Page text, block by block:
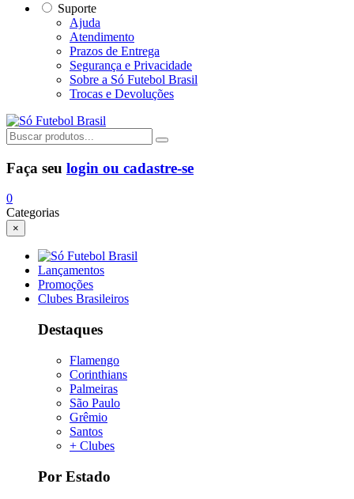
Suporte
Ajuda
Atendimento
Prazos de Entrega
Segurança e Privacidade
Sobre a Só Futebol Brasil
Trocas e Devoluções
Faça seu login ou cadastre-se
0
Categorias
×
Lançamentos
Promoções
Clubes Brasileiros
Destaques
Flamengo
Corinthians
Palmeiras
São Paulo
Grêmio
Santos
+ Clubes
Por Estado